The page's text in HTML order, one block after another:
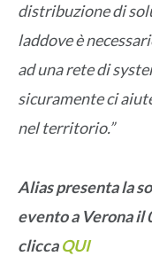
distribuzione di
laddove è
ad una rete di
sicuramente ci
nel territorio.”
Alias presenta la
evento a Verona il
cliccaQUI